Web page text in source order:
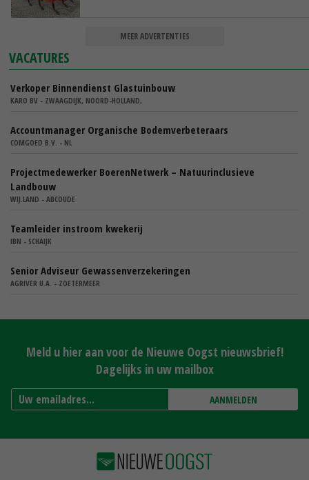
MEER ADVERTENTIES
VACATURES
Verkoper Binnendienst Glastuinbouw
KARO BV - ZWAAGDIJK, NOORD-HOLLAND,
Accountmanager Organische Bodemverbeteraars
COMGOED B.V. - NL
Projectmedewerker BoerenNetwerk – Natuurinclusieve
Landbouw
WIJ.LAND - ABCOUDE
Teamleider instroom kwekerij
IBN - SCHAIJK
Senior Adviseur Gewassenverzekeringen
AGRIVER U.A. - ZOETERMEER
Meld u hier aan voor de Nieuwe Oogst nieuwsbrief!
Dagelijks in uw mailbox
AANMELDEN